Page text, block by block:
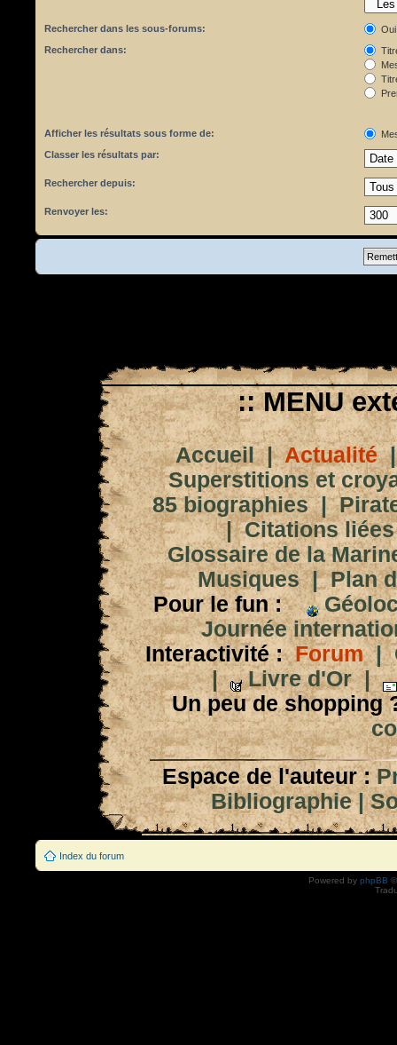
Rechercher dans les sous-forums:
Oui
Rechercher dans:
Afficher les résultats sous forme de:
Classer les résultats par:
Rechercher depuis:
Renvoyer les:
:: MENU
Accueil|Actualité
Superstitions et
85 biographies|
|Citations
Glossaire de la
Musiques|Plan
Pour le fun :
Journée
Interactivité : Forum|
|
Livre d'Or|
Un peu de shopping
Espace de l'auteur :
Bibliographie|
Index du forum
Powered by phpBB